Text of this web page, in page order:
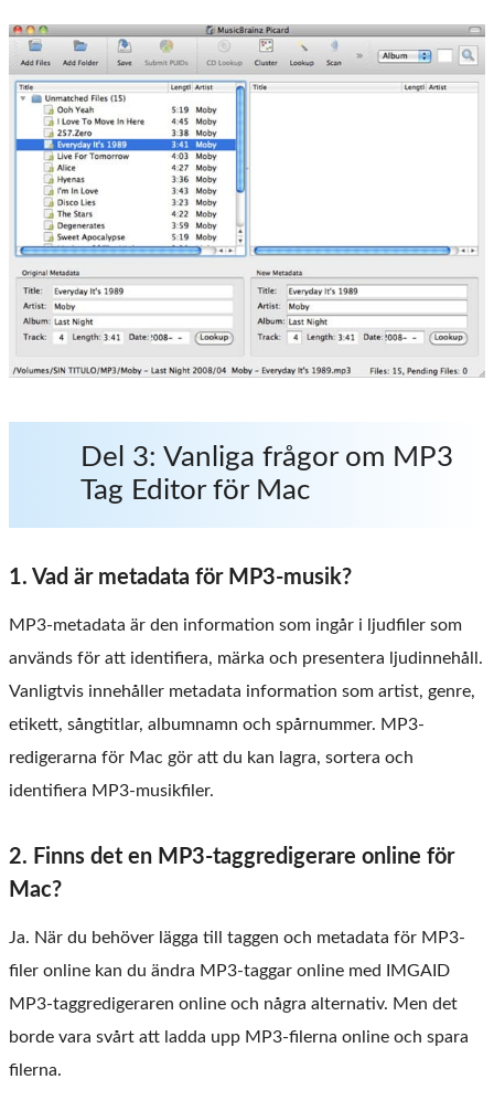
Del 3: Vanliga frågor om MP3
Tag Editor för Mac
1. Vad är metadata för MP3-musik?
MP3-metadata är den information som ingår i ljudfiler som
används för att identifiera, märka och presentera ljudinnehåll.
Vanligtvis innehåller metadata information som artist, genre,
etikett, sångtitlar, albumnamn och spårnummer. MP3-
redigerarna för Mac gör att du kan lagra, sortera och
identifiera MP3-musikfiler.
2. Finns det en MP3-taggredigerare online för
Mac?
Ja. När du behöver lägga till taggen och metadata för MP3-
filer online kan du ändra MP3-taggar online med IMGAID
MP3-taggredigeraren online och några alternativ. Men det
borde vara svårt att ladda upp MP3-filerna online och spara
filerna.